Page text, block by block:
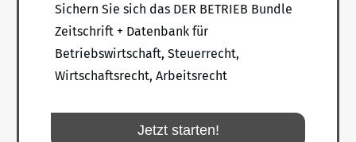
Sichern Sie sich das DER BETRIEB Bundle
Zeitschrift + Datenbank für
Betriebswirtschaft, Steuerrecht,
Wirtschaftsrecht, Arbeitsrecht
Jetzt starten!